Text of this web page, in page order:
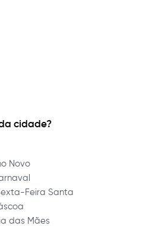
cidade?
Novo
Feira Santa
das Mães